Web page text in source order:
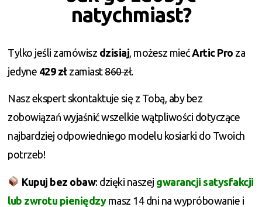
natychmiast?
Tylko jeśli zamówisz dzisiaj , możesz mieć Artic Pro za
jedyne 429 złzamiast860 zł.
Nasz ekspert skontaktuje się z Tobą, aby bez
zobowiązań wyjaśnić wszelkie wątpliwości dotyczące
najbardziej odpowiedniego modelu kosiarki do Twoich
potrzeb!
Kupuj bez obaw: dzięki naszej gwarancji satysfakcji
lub zwrotu pieniędzymasz 14 dni na wypróbowanie i